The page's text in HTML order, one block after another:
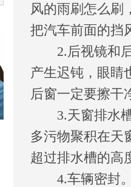
风的雨刷怎么刷
把汽车前面的挡
2.后视镜和后
产生迟钝，眼睛
后窗一定要擦干
3.天窗排水
多污物聚积在天
超过排水槽的高
4.车辆密封